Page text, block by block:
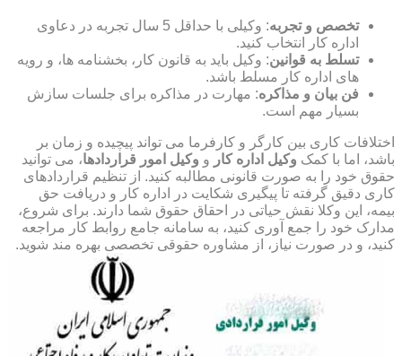
تخصص و تجربه
: وکیلی با حداقل 5 سال تجربه در دعاوی
اداره کار انتخاب کنید.
تسلط به قوانین: وکیل باید به قانون کار، بخشنامه ها، و رویه
های اداره کار مسلط باشد.
فن بیان و مذاکره: مهارت در مذاکره برای جلسات سازش
بسیار مهم است.
اختلافات کاری بین کارگر و کارفرما می تواند پیچیده و زمان بر
باشد، اما با کمک وکیل اداره کار و وکیل امور قراردادها، می توانید
حقوق خود را به صورت قانونی مطالبه کنید. از تنظیم قراردادهای
کاری دقیق گرفته تا پیگیری شکایت در اداره کار و دریافت حق
بیمه، این وکلا نقش حیاتی در احقاق حقوق شما دارند. برای شروع،
مدارک خود را جمع آوری کنید، به سامانه جامع روابط کار مراجعه
کنید، و در صورت نیاز، از مشاوره حقوقی تخصصی بهره مند شوید.